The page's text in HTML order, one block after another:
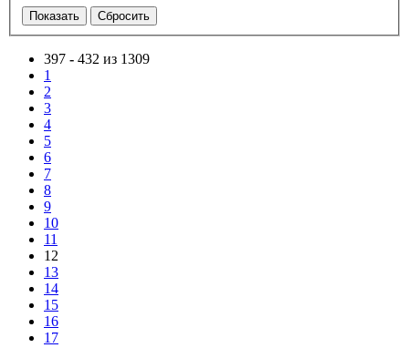
397 - 432 из 1309
1
2
3
4
5
6
7
8
9
10
11
12
13
14
15
16
17